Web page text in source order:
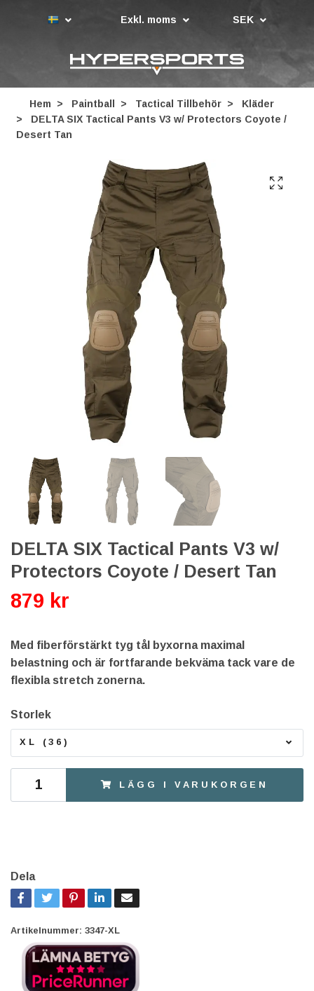
Exkl. moms SEK
Hem Paintball Tactical Tillbehör
Kläder
DELTA SIX Tactical Pants V3 w/ Protectors Coyote /
Desert Tan
DELTA SIX Tactical Pants V3 w/
Protectors Coyote / Desert Tan
879 kr
Med fiberförstärkt tyg tål byxorna maximal
belastning och är fortfarande bekväma tack vare de
flexibla stretch zonerna.
Storlek
XL (36)
LÄGG I VARUKORGEN
Dela
Artikelnummer: 3347-XL